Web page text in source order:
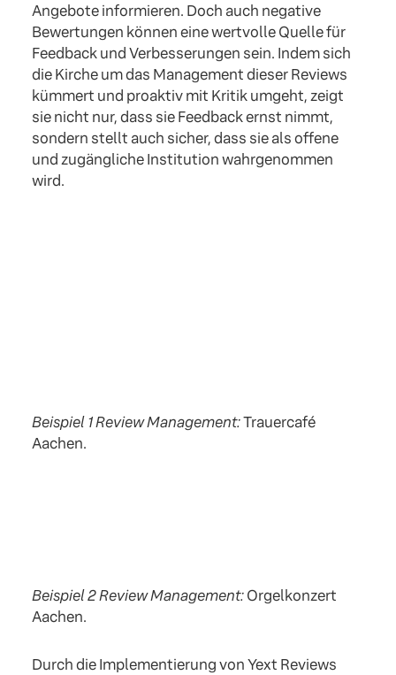
Angebote informieren. Doch auch negative
Bewertungen können eine wertvolle Quelle für
Feedback und Verbesserungen sein. Indem sich
die Kirche um das Management dieser Reviews
kümmert und proaktiv mit Kritik umgeht, zeigt
sie nicht nur, dass sie Feedback ernst nimmt,
sondern stellt auch sicher, dass sie als offene
und zugängliche Institution wahrgenommen
wird.
Beispiel 1 Review Management:Trauercafé
Aachen.
Beispiel 2 Review Management:Orgelkonzert
Aachen.
Durch die Implementierung von Yext Reviews